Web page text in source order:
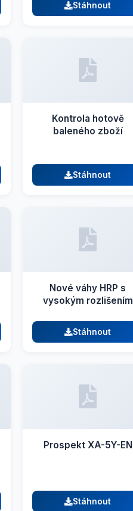
Stáhnout
Kontrola hotově
baleného zboží
Stáhnout
Nové váhy HRP s
vysokým rozlišením
Stáhnout
Prospekt XA-5Y-EN
Stáhnout